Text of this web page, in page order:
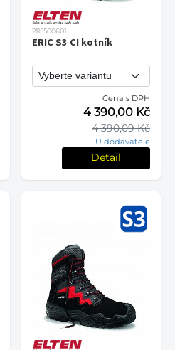
2115500601
ERIC S3 CI kotník
Cena s DPH
4 390,09 Kč
4 390,00 Kč
U dodavatele
Detail